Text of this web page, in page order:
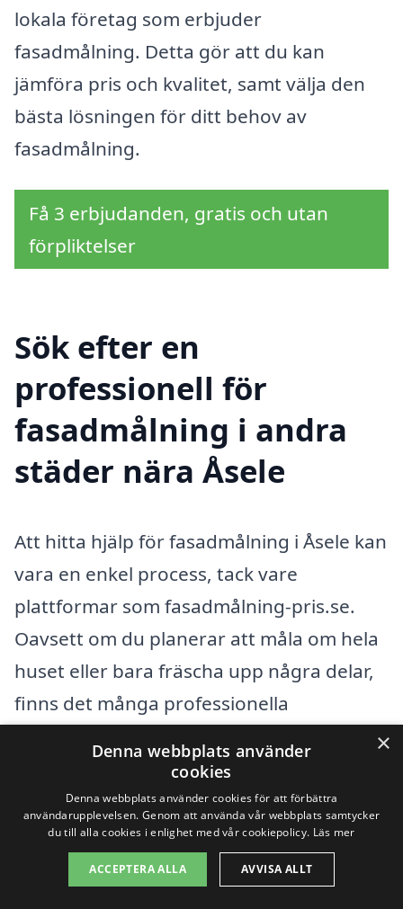
lokala företag som erbjuder
fasadmålning. Detta gör att du kan
jämföra pris och kvalitet, samt välja den
bästa lösningen för ditt behov av
fasadmålning.
Få 3 erbjudanden, gratis och utan
förpliktelser
Sök efter en
professionell för
fasadmålning i andra
städer nära Åsele
Att hitta hjälp för fasadmålning i Åsele kan
vara en enkel process, tack vare
plattformar som fasadmålning-pris.se.
Oavsett om du planerar att måla om hela
huset eller bara fräscha upp några delar,
finns det många professionella
måleriföretag i närheten som kan erbjuda
sina tjänster. I Åsele och dess omnejd kan
du få tillgång till flera kompetenta
målerifirmor som är redo att hjälpa dig.
Genom att använda fasadmålning-pris.se
×
Denna webbplats använder
cookies
Denna webbplats använder cookies för att förbättra
användarupplevelsen. Genom att använda vår webbplats samtycker
du till alla cookies i enlighet med vår cookiepolicy. Läs mer
ACCEPTERA ALLA AVVISA ALLT